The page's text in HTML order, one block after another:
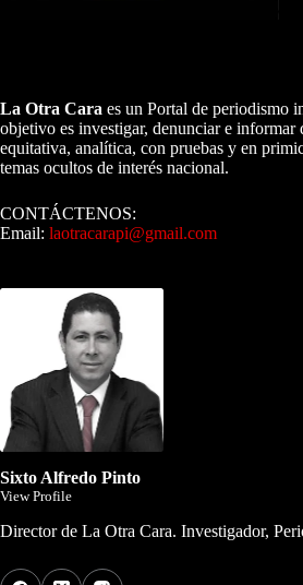
La Otra Cara es un Portal de periodismo
objetivo es investigar, denunciar e informar
equitativa, analítica, con pruebas y en
temas ocultos de interés nacional.
CONTÁCTENOS:
Email: laotracarapi@gmail.com
Sixto Alfredo Pinto
View Profile
Director de La Otra Cara. Investigador,